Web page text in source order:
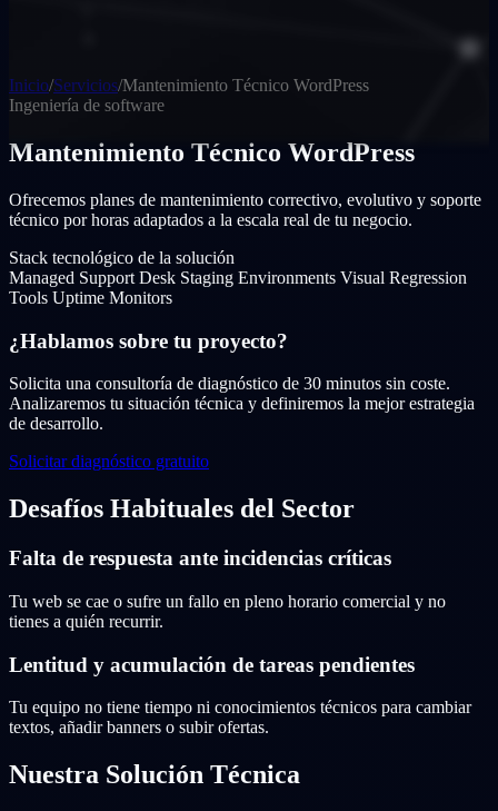
Inicio/Servicios/Mantenimiento Técnico WordPress
Ingeniería de software
Mantenimiento Técnico WordPress
Ofrecemos planes de mantenimiento correctivo, evolutivo y soporte
técnico por horas adaptados a la escala real de tu negocio.
Stack tecnológico de la solución
Managed Support Desk Staging Environments Visual Regression
Tools Uptime Monitors
¿Hablamos sobre tu proyecto?
Solicita una consultoría de diagnóstico de 30 minutos sin coste.
Analizaremos tu situación técnica y definiremos la mejor estrategia
de desarrollo.
Solicitar diagnóstico gratuito
Desafíos Habituales del Sector
Falta de respuesta ante incidencias críticas
Tu web se cae o sufre un fallo en pleno horario comercial y no
tienes a quién recurrir.
Lentitud y acumulación de tareas pendientes
Tu equipo no tiene tiempo ni conocimientos técnicos para cambiar
textos, añadir banners o subir ofertas.
Nuestra Solución Técnica